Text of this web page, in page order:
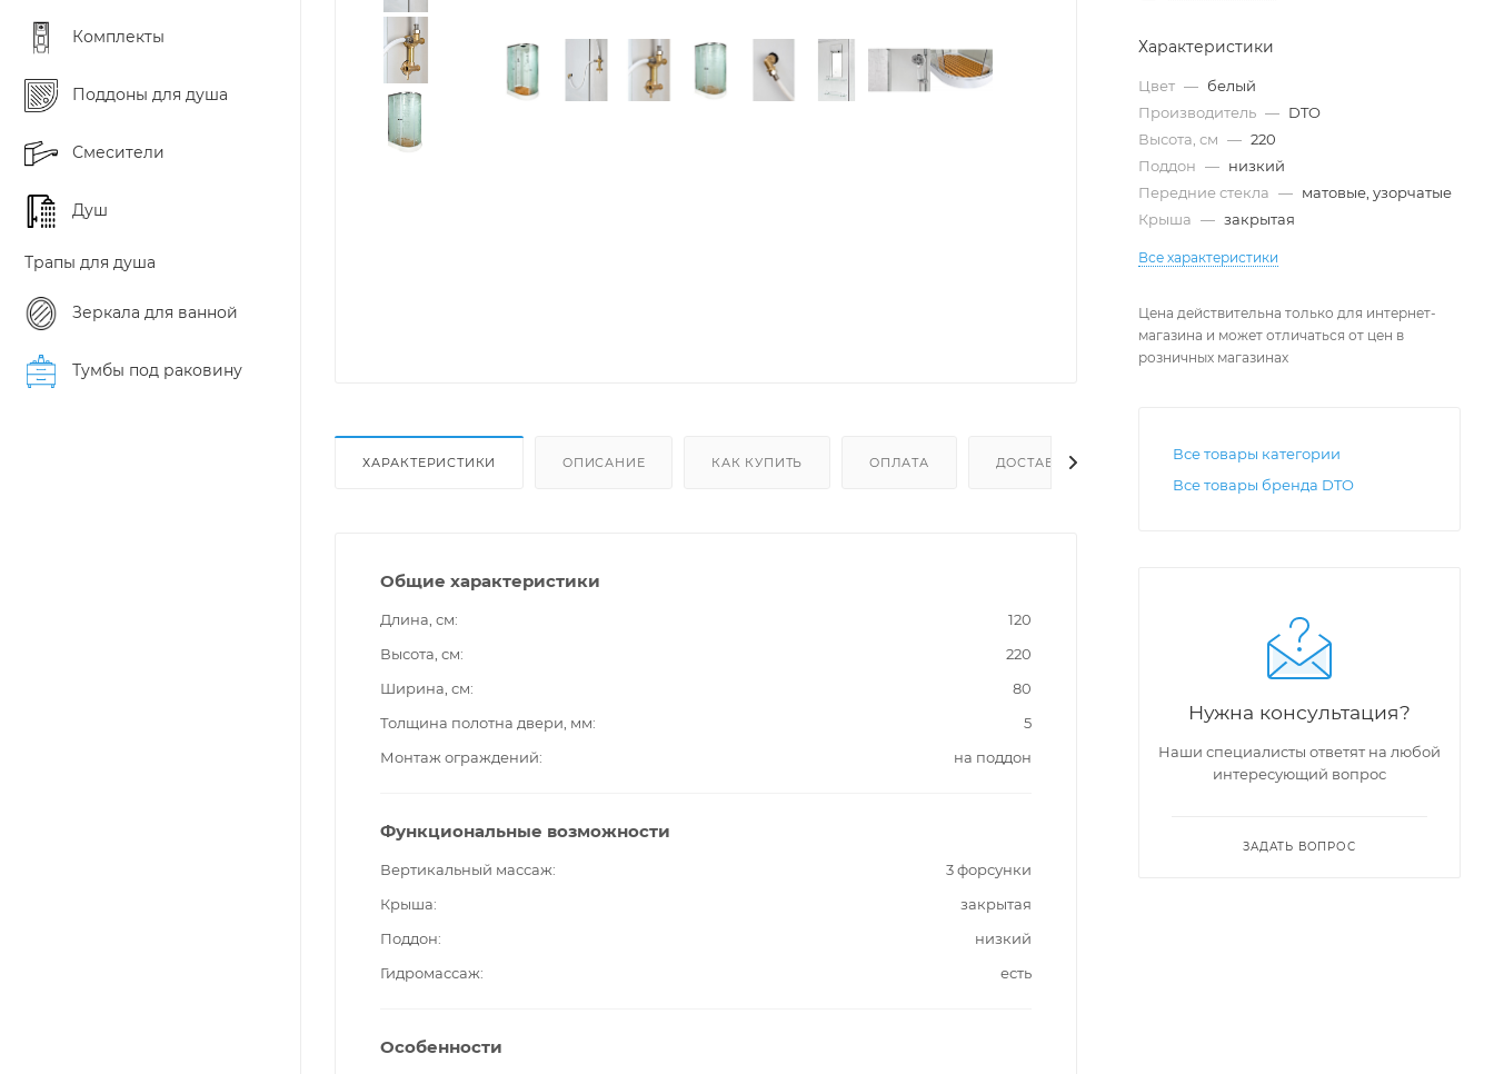
Комплекты
Поддоны для душа
Смесители
Душ
Трапы для душа
Зеркала для ванной
Тумбы под раковину
ХАРАКТЕРИСТИКИ ОПИСАНИЕ КАК КУПИТЬ ОПЛАТА ДОСТАВКА
Общие характеристики
Длина, см
120
Высота, см
220
Ширина, см
80
Толщина полотна двери, мм
5
Монтаж ограждений
на поддон
Функциональные возможности
Вертикальный массаж
3 форсунки
Крыша
закрытая
Поддон
низкий
Гидромассаж
есть
Особенности
Характеристики
Цвет — белый
Производитель — DTO
Высота, см — 220
Поддон — низкий
Передние стекла — матовые, узорчатые
Крыша — закрытая
Все характеристики
Цена действительна только для интернет-
магазина и может отличаться от цен в
розничных магазинах
Все товары категории
Все товары бренда DTO
Нужна консультация?
Наши специалисты ответят на любой
интересующий вопрос
ЗАДАТЬ ВОПРОС